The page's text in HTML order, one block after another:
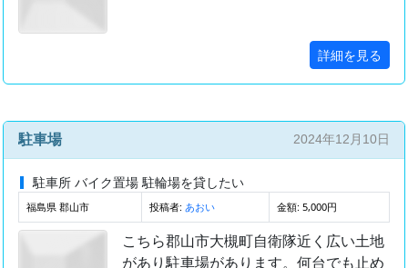
詳細を見る
駐車場 2024年12月10日
駐車所 バイク置場 駐輪場を貸したい
福島県 郡山市 投稿者: あおい 金額: 5,000円
こちら郡山市大槻町自衛隊近く広い土地
があり駐車場があります。何台でも止め